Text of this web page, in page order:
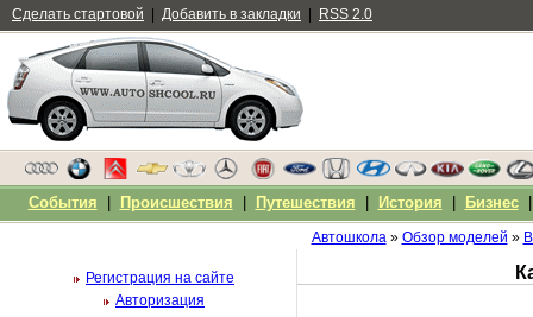
Автошкола» Обзор моделей »
Регистрация на сайте
Авторизация
Сделать стартовой Добавить в закладки RSS 2.0
События Происшествия Путешествия История Бизнес